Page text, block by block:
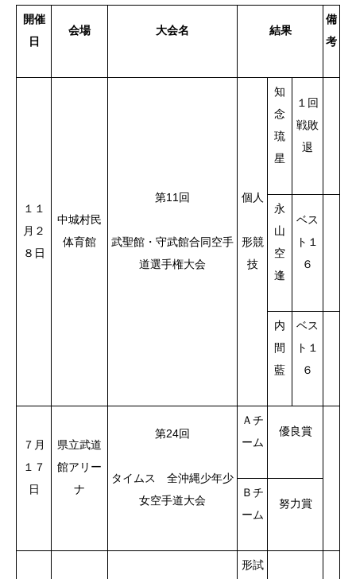
開催
日
会場 大会名 結果
備
考
１１
月２
８日
中城村民
体育館
第11回
武聖館・守武館合同空手
道選手権大会
個人
形競
技
知
念
琉
星
１回
戦敗
退
永
山
空
逢
ベス
ト１
６
内
間
藍
ベス
ト１
６
７月
１７
日
県立武道
館アリー
ナ
第24回
タイムス 全沖縄少年少
女空手道大会
Ａチ
ーム
優良賞
Ｂチ
ーム
努力賞
形試